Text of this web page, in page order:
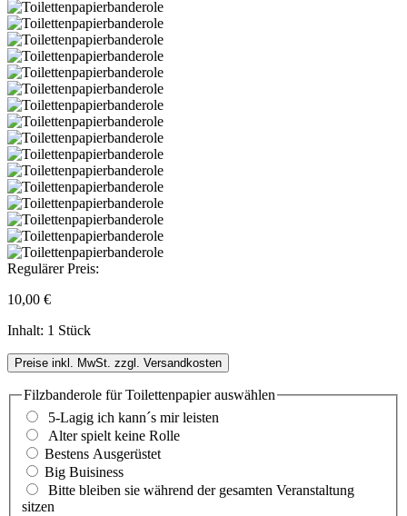
Regulärer Preis:
10,00 €
Inhalt: 1 Stück
Preise inkl. MwSt. zzgl. Versandkosten
Filzbanderole für Toilettenpapierauswählen
5-Lagig ich kann´s mir leisten
Alter spielt keine Rolle
Bestens Ausgerüstet
Big Buisiness
Bitte bleiben sie während der gesamten Veranstaltung
sitzen